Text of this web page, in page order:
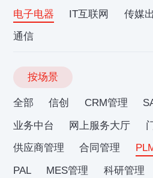
电子电器
IT互联网 传媒
通信
按场景
全部 信创 CRM管理
业务中台
网上服务大厅
供应商管理
合同管理
PAL
MES管理 科研管理